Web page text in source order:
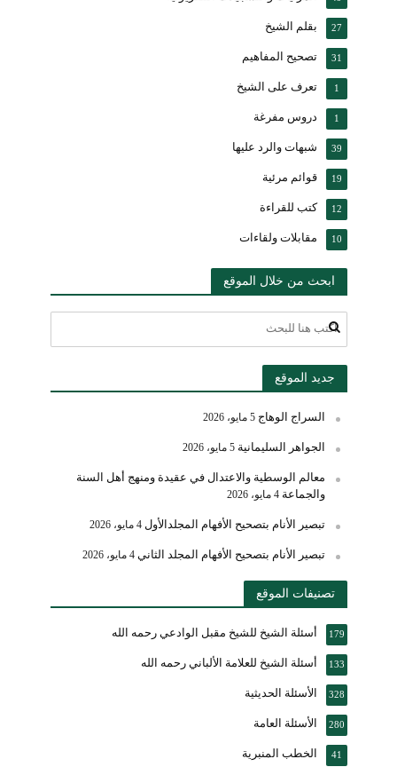
بقلم الشيخ 27
تصحيح المفاهيم 31
تعرف على الشيخ 1
دروس مفرغة 1
شبهات والرد عليها 39
قوائم مرئية 19
كتب للقراءة 12
مقابلات ولقاءات 10
ابحث من خلال الموقع
جديد الموقع
السراج الوهاج 5 مايو، 2026
الجواهر السليمانية 5 مايو، 2026
معالم الوسطية والاعتدال في عقيدة ومنهج أهل السنة
والجماعة 4 مايو، 2026
تبصير الأنام بتصحيح الأفهام المجلدالأول 4 مايو، 2026
تبصير الأنام بتصحيح الأفهام المجلد الثاني 4 مايو، 2026
تصنيفات الموقع
أسئلة الشيخ للشيخ مقبل الوادعي رحمه الله 179
أسئلة الشيخ للعلامة الألباني رحمه الله 133
الأسئلة الحديثية 328
الأسئلة العامة 280
الخطب المنبرية 41